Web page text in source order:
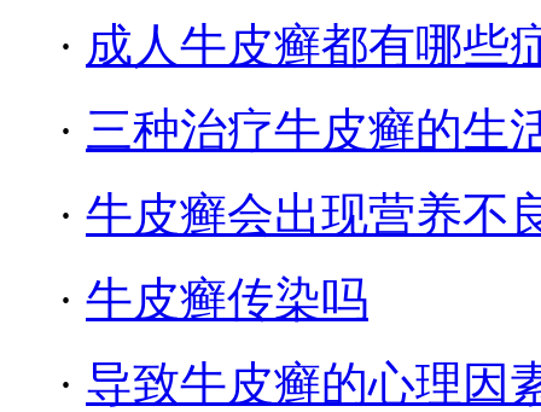
· 成人牛皮癣都有哪些
· 三种治疗牛皮癣的生
· 牛皮癣会出现营养不
· 牛皮癣传染吗
· 导致牛皮癣的心理因